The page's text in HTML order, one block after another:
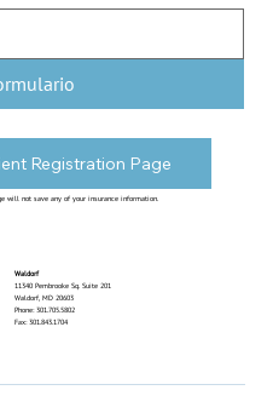
Registration Page
will not save any of your insurance information.
Waldorf
11340 Pembrooke Sq. Suite 201
Waldorf, MD 20603
Phone: 301.705.5802
Fax: 301.843.1704